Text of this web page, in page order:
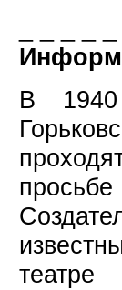
В 1940
театре